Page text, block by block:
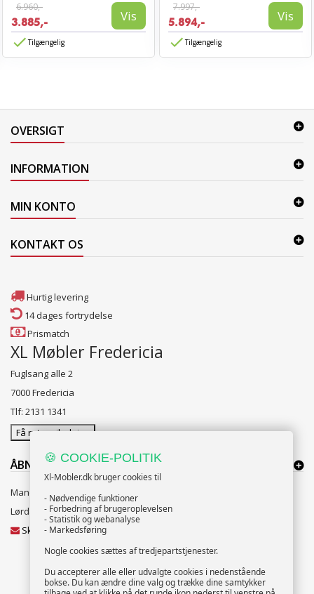
6.960,-
3.885,- Vis
Tilgængelig
7.997,-
5.894,- Vis
Tilgængelig
OVERSIGT
INFORMATION
MIN KONTO
KONTAKT OS
Hurtig levering
14 dages fortrydelse
Prismatch
XL Møbler Fredericia
Fuglsang alle 2
7000 Fredericia
Tlf: 2131 1341
Få rutevejledning
ÅBNINGSTIDER:
Mandag til Fredag 10:00 til 18:00
Lørdag og Søndag 10:00 til 16:00
Skriv til vores kundeservice
NYHEDSBREV
🍪 COOKIE-POLITIK
Xl-Mobler.dk bruger cookies til
- Nødvendige funktioner
- Forbedring af brugeroplevelsen
- Statistik og webanalyse
- Markedsføring
Nogle cookies sættes af tredjepartstjenester.
Du accepterer alle eller udvalgte cookies i nedenstående
bokse. Du kan ændre dine valg og trække dine samtykker